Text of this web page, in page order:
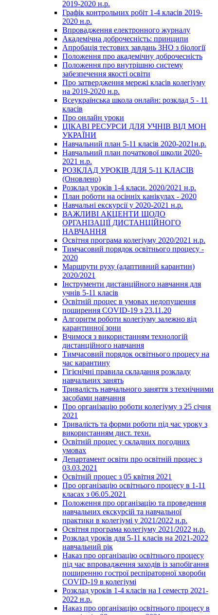
2019-2020 н.р.
Графік контрольних робіт 1-4 класів 2019-
2020 н.р.
Впровадження електронного журналу
Академічна доброчесність: принципи
Апробація тестових завдань ЗНО з біології
Положення про академічну доброчесність
Положення про внутрішню систему
забезпечення якості освіти
Про затвердження мережі класів колегіуму
на 2019-2020 н.р.
Всеукраїнська школа онлайн: розклад 5 - 11
класів
Про онлайн уроки
ЦІКАВІ РЕСУРСИ ДЛЯ УЧНІВ ВІД МОН
УКРАЇНИ
Навчальний план 5-11 класів 2020-2021н.р.
Навчальний план початкової школи 2020-
2021 н.р.
РОЗКЛАД УРОКІВ ДЛЯ 5-11 КЛАСІВ
(Оновлено)
Розклад уроків 1-4 класи. 2020/2021 н.р.
План роботи на осінніх канікулах - 2020
Навчальні екскурсії у 2020-2021 н.р.
ВАЖЛИВІ АКЦЕНТИ ЩОДО
ОРГАНІЗАЦІЇ ДИСТАНЦІЙНОГО
НАВЧАННЯ
Освітня програма колегіуму 2020/2021 н.р.
Тимчасовий порядок освітнього процесу -
2020
Маршрути руху (адаптивний карантин)
2020/2021
Інструменти дистанційного навчання для
учнів 5-11 класів
Освітній процес в умовах недопущення
поширення COVID-19 з 23.11.20
Алгоритм роботи колегіуму залежно від
карантинної зони
Вчимося з використанням технологій
дистанційного навчання
Тимчасовий порядок освітнього процесу на
час карантину
Гігієнічні правила складання розкладу
навчальних занять
Тривалість навчального заняття з технічними
засобами навчання
Про організацію роботи колегіуму з 25 січня
2021
Тривалість та форми роботи під час уроку з
використанням дист. техн.
Освітній процес у складних погодних
умовах
Департамент освіти про освітній процес з
03.03.2021
Освітній процес з 05 квітня 2021
Про організацію освітнього процесу в 1-11
класах з 06.05.2021
Положення про організацію та проведення
навчальних екскурсій та навчальної
практики в колегіумі у 2021/2022 н.р.
Освітня програма колегіуму 2021/2022 н.р.
Розклад уроків для 5-11 класів на 2021-2022
навчальний рік
Наказ про організацію освітнього процесу
під час впровадження заходів із запобігання
поширенню гострої респіраторної хвороби
COVID-19 в колегіумі
Розклад уроків 1-4 класів на І семестр 2021-
2022 н.р.
Наказ про організацію освітнього процесу в